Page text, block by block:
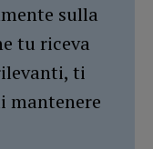
sulla
tu riceva
ti
mantenere